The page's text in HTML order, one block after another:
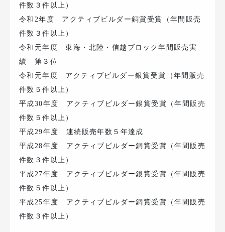
件数３件以上）
令和2年度 アクティブビルダー銅賞受賞（年間販売
件数３件以上）
令和元年度 東海・北陸・信越ブロック年間販売実
績 第３位
令和元年度 アクティブビルダー銀賞受賞（年間販売
件数５件以上）
平成30年度 アクティブビルダー銀賞受賞（年間販売
件数５件以上）
平成29年度 連続販売年数５年達成
平成28年度 アクティブビルダー銅賞受賞（年間販売
件数３件以上）
平成27年度 アクティブビルダー銀賞受賞（年間販売
件数５件以上）
平成25年度 アクティブビルダー銅賞受賞（年間販売
件数３件以上）